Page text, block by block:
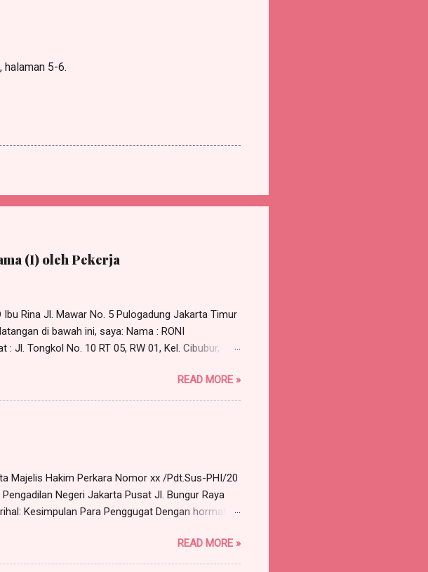
halaman 5-6.
(I) oleh Pekerja
Ibu Rina Jl. Mawar No. 5 Pulogadung Jakarta Timur
di bawah ini, saya: Nama : RONI
Jl. Tongkol No. 10 RT 05, RW 01, Kel. Cibubur,
ini saya mengajukan permohonan untuk
: 10.00 WIB s/d selesai Tempat : Ruang Rapat
perlu dirundingkan adalah terkait dengan
terhadap saya pada tanggal 30 Maret...
READ MORE »
Majelis Hakim Perkara Nomor xx /Pdt.Sus-PHI/20
Negeri Jakarta Pusat Jl. Bungur Raya
Para Penggugat Dengan hormat,
- Akbar Bunder I No. 119 A, Munjul, Cipayung,
hal ini Rudi , Dkk (157 orang) , dengan ini
READ MORE »